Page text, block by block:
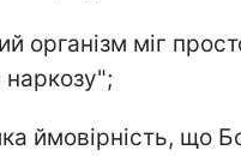
організм міг
ймовірність, що